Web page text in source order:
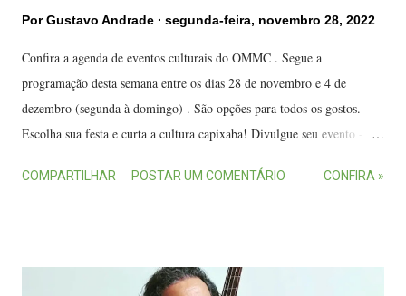
PorGustavo Andrade segunda-feira, novembro 28, 2022
Confira a agenda de eventos culturais do OMMC . Segue a
programação desta semana entre os dias 28 de novembro e 4 de
dezembro (segunda à domingo) . São opções para todos os gostos.
Escolha sua festa e curta a cultura capixaba! Divulgue seu evento -
contato.ommc@gmail.com constando atrações, data, horário, local,
Praia Beach Bar - Av. Dante Michelini, 4740, Quiosque 14, Praia de
COMPARTILHAR POSTAR UM COMENTÁRIO CONFIRA »